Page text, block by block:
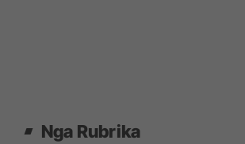
Nga Rubrika